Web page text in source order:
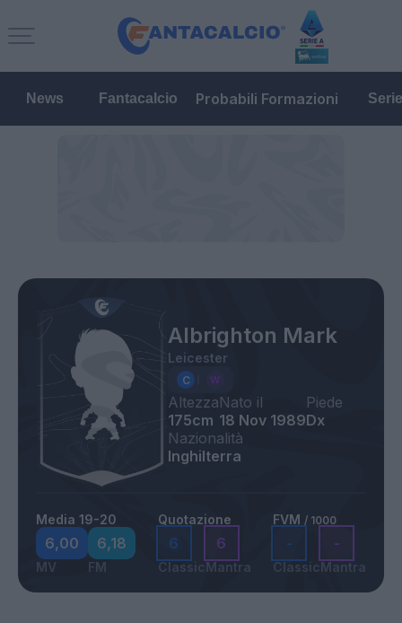
News Fantacalcio Probabili Formazioni
Albrighton Mark
Leicester
Altezza
175cm
Nato il
18 Nov 1989
Piede
Dx
Nazionalità
Inghilterra
Media 19-20
6,00
MV
6,18
FM
Quotazione
6
Classic
6
Mantra
FVM / 1000
-
Classic
-
Mantra